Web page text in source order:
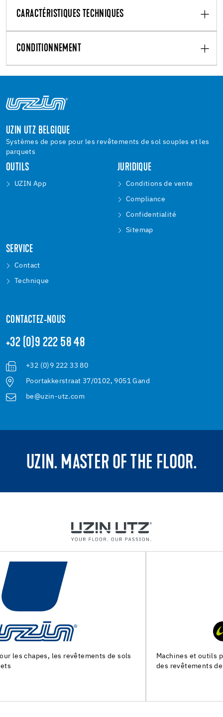
CARACTÉRISTIQUES TECHNIQUES
CONDITIONNEMENT
UZIN UTZ BELGIQUE
Systèmes de pose pour les revêtements de sol souples et les
parquets
OUTILS
UZIN App
JURIDIQUE
Conditions de vente
Compliance
Confidentialité
Sitemap
SERVICE
Contact
Technique
CONTACTEZ-NOUS
+32 (0)9 222 58 48
+32 (0)9 222 33 80
Poortakkerstraat 37/0102, 9051 Gand
be@uzin-utz.com
UZIN. MASTER OF THE FLOOR.
Machines et outils pour la preparation du support et la pose